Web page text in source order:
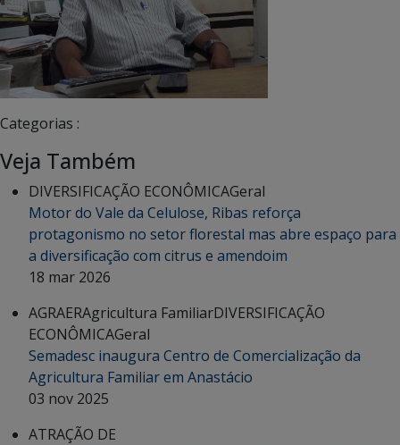
Categorias :
Veja Também
DIVERSIFICAÇÃO ECONÔMICAGeral
Motor do Vale da Celulose, Ribas reforça
protagonismo no setor florestal mas abre espaço para
a diversificação com citrus e amendoim
18 mar 2026
AGRAERAgricultura FamiliarDIVERSIFICAÇÃO
ECONÔMICAGeral
Semadesc inaugura Centro de Comercialização da
Agricultura Familiar em Anastácio
03 nov 2025
ATRAÇÃO DE